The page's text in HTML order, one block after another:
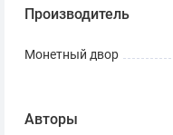
Производитель
Монетный двор
Авторы